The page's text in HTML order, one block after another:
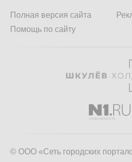
Полная версия сайта
Помощь по сайту
© ООО «Сеть городских